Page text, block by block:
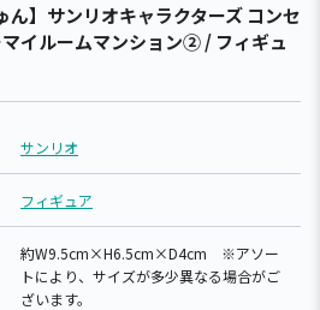
ん】サンリオキャラクターズ コンセ
イルームマンション② / フィギュ
サンリオ
フィギュア
約W9.5cm×H6.5cm×D4cm ※アソー
トにより、サイズが多少異なる場合がご
ざいます。